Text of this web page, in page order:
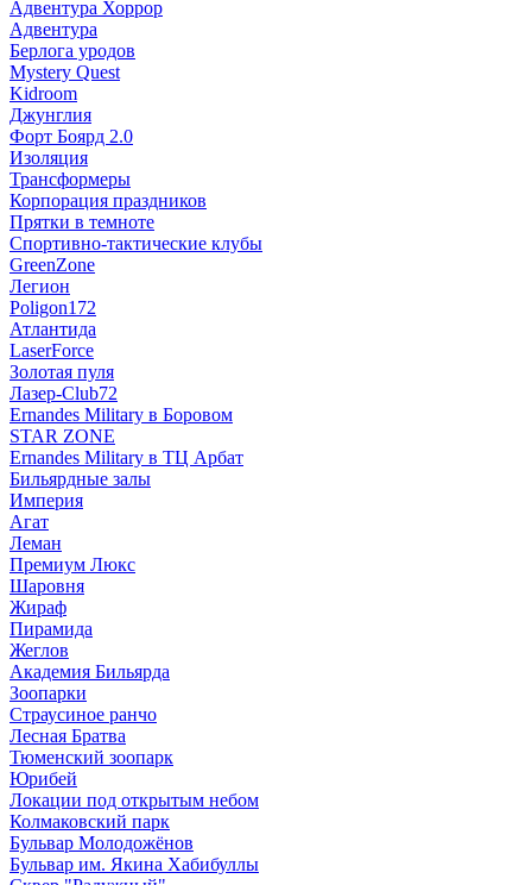
Адвентура Хоррор
Адвентура
Берлога уродов
Mystery Quest
Kidroom
Джунглия
Форт Боярд 2.0
Изоляция
Трансформеры
Корпорация праздников
Прятки в темноте
Спортивно-тактические клубы
GreenZone
Легион
Poligon172
Атлантида
LaserForce
Золотая пуля
Лазер-Club72
Ernandes Military в Боровом
STAR ZONE
Ernandes Military в ТЦ Арбат
Бильярдные залы
Империя
Агат
Леман
Премиум Люкс
Шаровня
Жираф
Пирамида
Жеглов
Академия Бильярда
Зоопарки
Страусиное ранчо
Лесная Братва
Тюменский зоопарк
Юрибей
Локации под открытым небом
Колмаковский парк
Бульвар Молодожёнов
Бульвар им. Якина Хабибуллы